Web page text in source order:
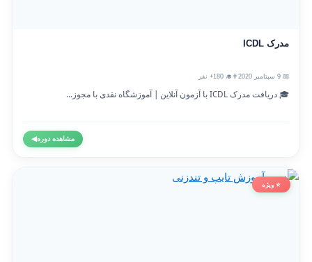
مدرک ICDL
👨‍🎓 180+ نفر
🎓 دریافت مدرک ICDL با آزمون آنلاین | آموزشگاه نقدی با مجوز...
مشاهده دوره◀
⭐ ویژه